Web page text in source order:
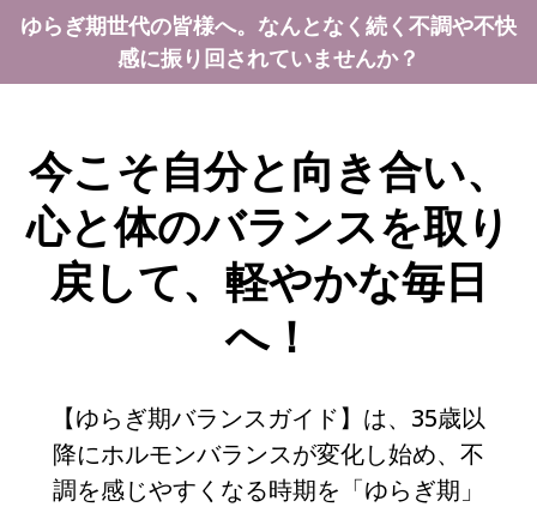
ゆらぎ期世代の皆様へ。なんとなく続く不調や不快
感に振り回されていませんか？
今こそ自分と向き合い、
心と体のバランスを取り
戻して、軽やかな毎日
へ！
【ゆらぎ期バランスガイド】は、35歳以
降にホルモンバランスが変化し始め、不
調を感じやすくなる時期を「ゆらぎ期」